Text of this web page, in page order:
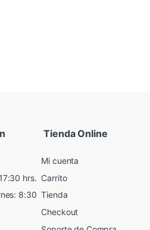
hrs.
8:30
Tienda Online
Mi cuenta
Carrito
Tienda
Checkout